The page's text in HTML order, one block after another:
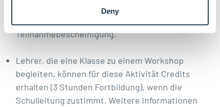
Deny
Teilnahmebescheinigung.
Lehrer, die eine Klasse zu einem Workshop
begleiten, können für diese Aktivität Credits
erhalten (3 Stunden Fortbildung), wenn die
Schulleitung zustimmt. Weitere Informationen